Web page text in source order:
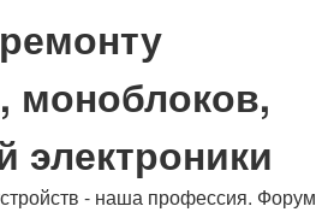
моноблоков,
электроники
- наша профессия. Форум